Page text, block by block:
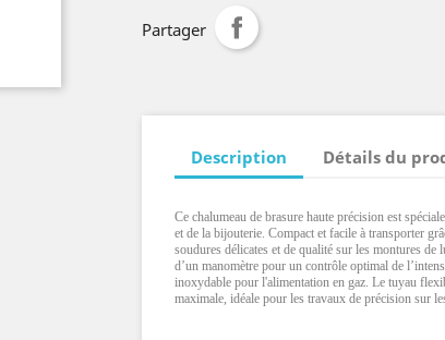
Partager
Description Détails du
Ce chalumeau de brasure haute précision est
et de la bijouterie. Compact et facile à transporter
soudures délicates et de qualité sur les montures de
d’un manomètre pour un contrôle optimal de
inoxydable pour l'alimentation en gaz. Le tuyau
maximale, idéale pour les travaux de précision sur